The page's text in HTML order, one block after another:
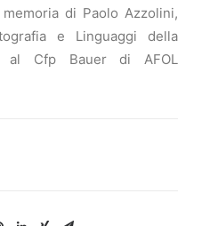
di Paolo Azzolini,
e Linguaggi della
al Cfp Bauer di AFOL